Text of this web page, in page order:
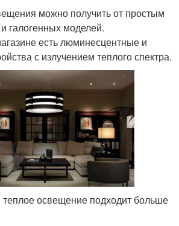
можно получить от простым
галогенных моделей.
есть люминесцентные и
с излучением теплого спектра.
освещение подходит больше